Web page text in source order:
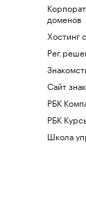
доменов
Хостинг
Сайт
РБК
РБК
Школа